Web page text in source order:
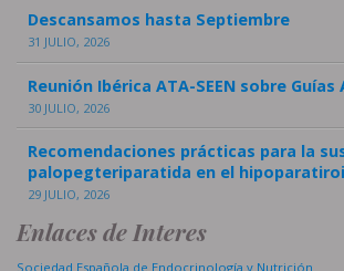
Descansamos hasta Septiembre
31 JULIO, 2026
Reunión Ibérica ATA-SEEN sobre Guías
30 JULIO, 2026
Recomendaciones prácticas para la
palopegteriparatida en el
29 JULIO, 2026
Enlaces de Interes
Sociedad Española de Endocrinología y Nutrición